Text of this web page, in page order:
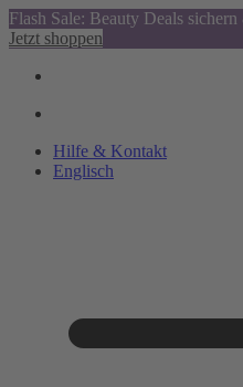
Flash Sale: Beauty Deals
Jetzt shoppen
Hilfe & Kontakt
Englisch